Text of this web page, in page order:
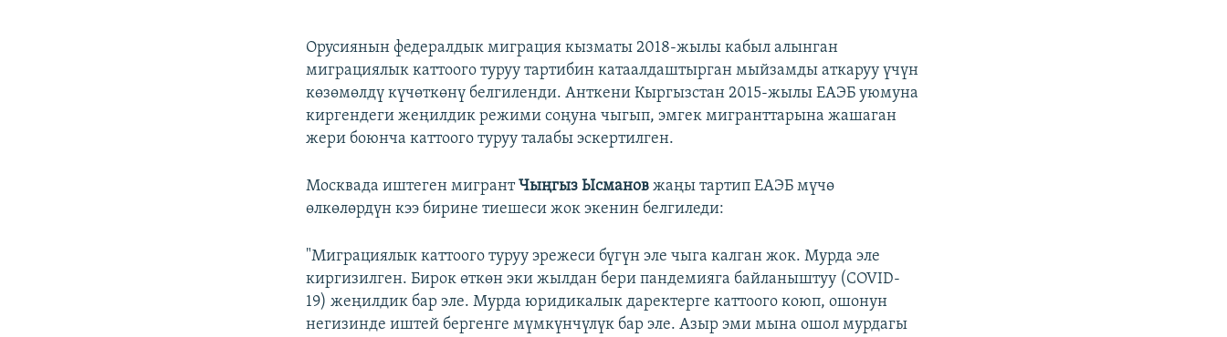
Орусиянын федералдык миграция кызматы 2018-жылы кабыл алынган
миграциялык каттоого туруу тартибин катаалдаштырган мыйзамды аткаруу үчүн
көзөмөлдү күчөткөнү белгиленди. Анткени Кыргызстан 2015-жылы ЕАЭБ уюмуна
киргендеги жеңилдик режими соңуна чыгып, эмгек мигранттарына жашаган
жери боюнча каттоого туруу талабы эскертилген.
Москвада иштеген мигрантЧыңгыз Ысманов жаңы тартип ЕАЭБ мүчө
өлкөлөрдүн кээ бирине тиешеси жок экенин белгиледи:
"Миграциялык каттоого туруу эрежеси бүгүн эле чыга калган жок. Мурда эле
киргизилген. Бирок өткөн эки жылдан бери пандемияга байланыштуу (COVID-
19) жеңилдик бар эле. Мурда юридикалык даректерге каттоого коюп, ошонун
негизинде иштей бергенге мүмкүнчүлүк бар эле. Азыр эми мына ошол мурдагы